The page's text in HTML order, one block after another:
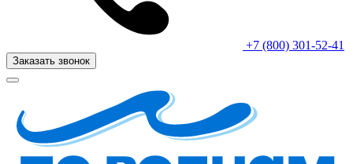
+7 (800) 301-52-41
Заказать звонок